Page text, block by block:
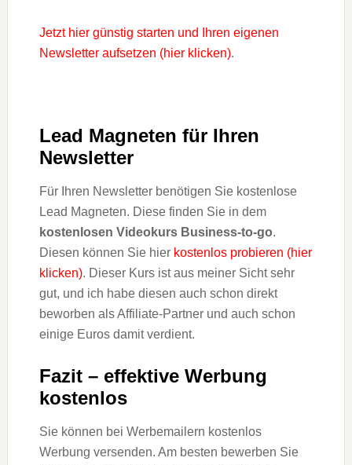
Jetzt hier günstig starten und Ihren eigenen
Newsletter aufsetzen (hier klicken).
Lead Magneten für Ihren
Newsletter
Für Ihren Newsletter benötigen Sie kostenlose
Lead Magneten. Diese finden Sie in dem
kostenlosen Videokurs Business-to-go.
Diesen können Sie hier kostenlos probieren (hier
klicken). Dieser Kurs ist aus meiner Sicht sehr
gut, und ich habe diesen auch schon direkt
beworben als Affiliate-Partner und auch schon
einige Euros damit verdient.
Fazit – effektive Werbung
kostenlos
Sie können bei Werbemailern kostenlos
Werbung versenden. Am besten bewerben Sie